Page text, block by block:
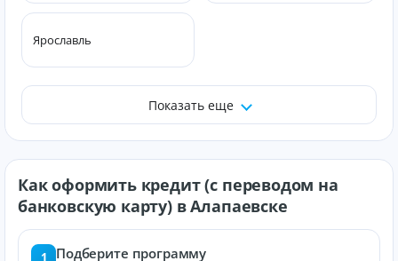
Ярославль
Показать еще
Как оформить кредит (с переводом на
банковскую карту) в Алапаевске
1 Подберите программу